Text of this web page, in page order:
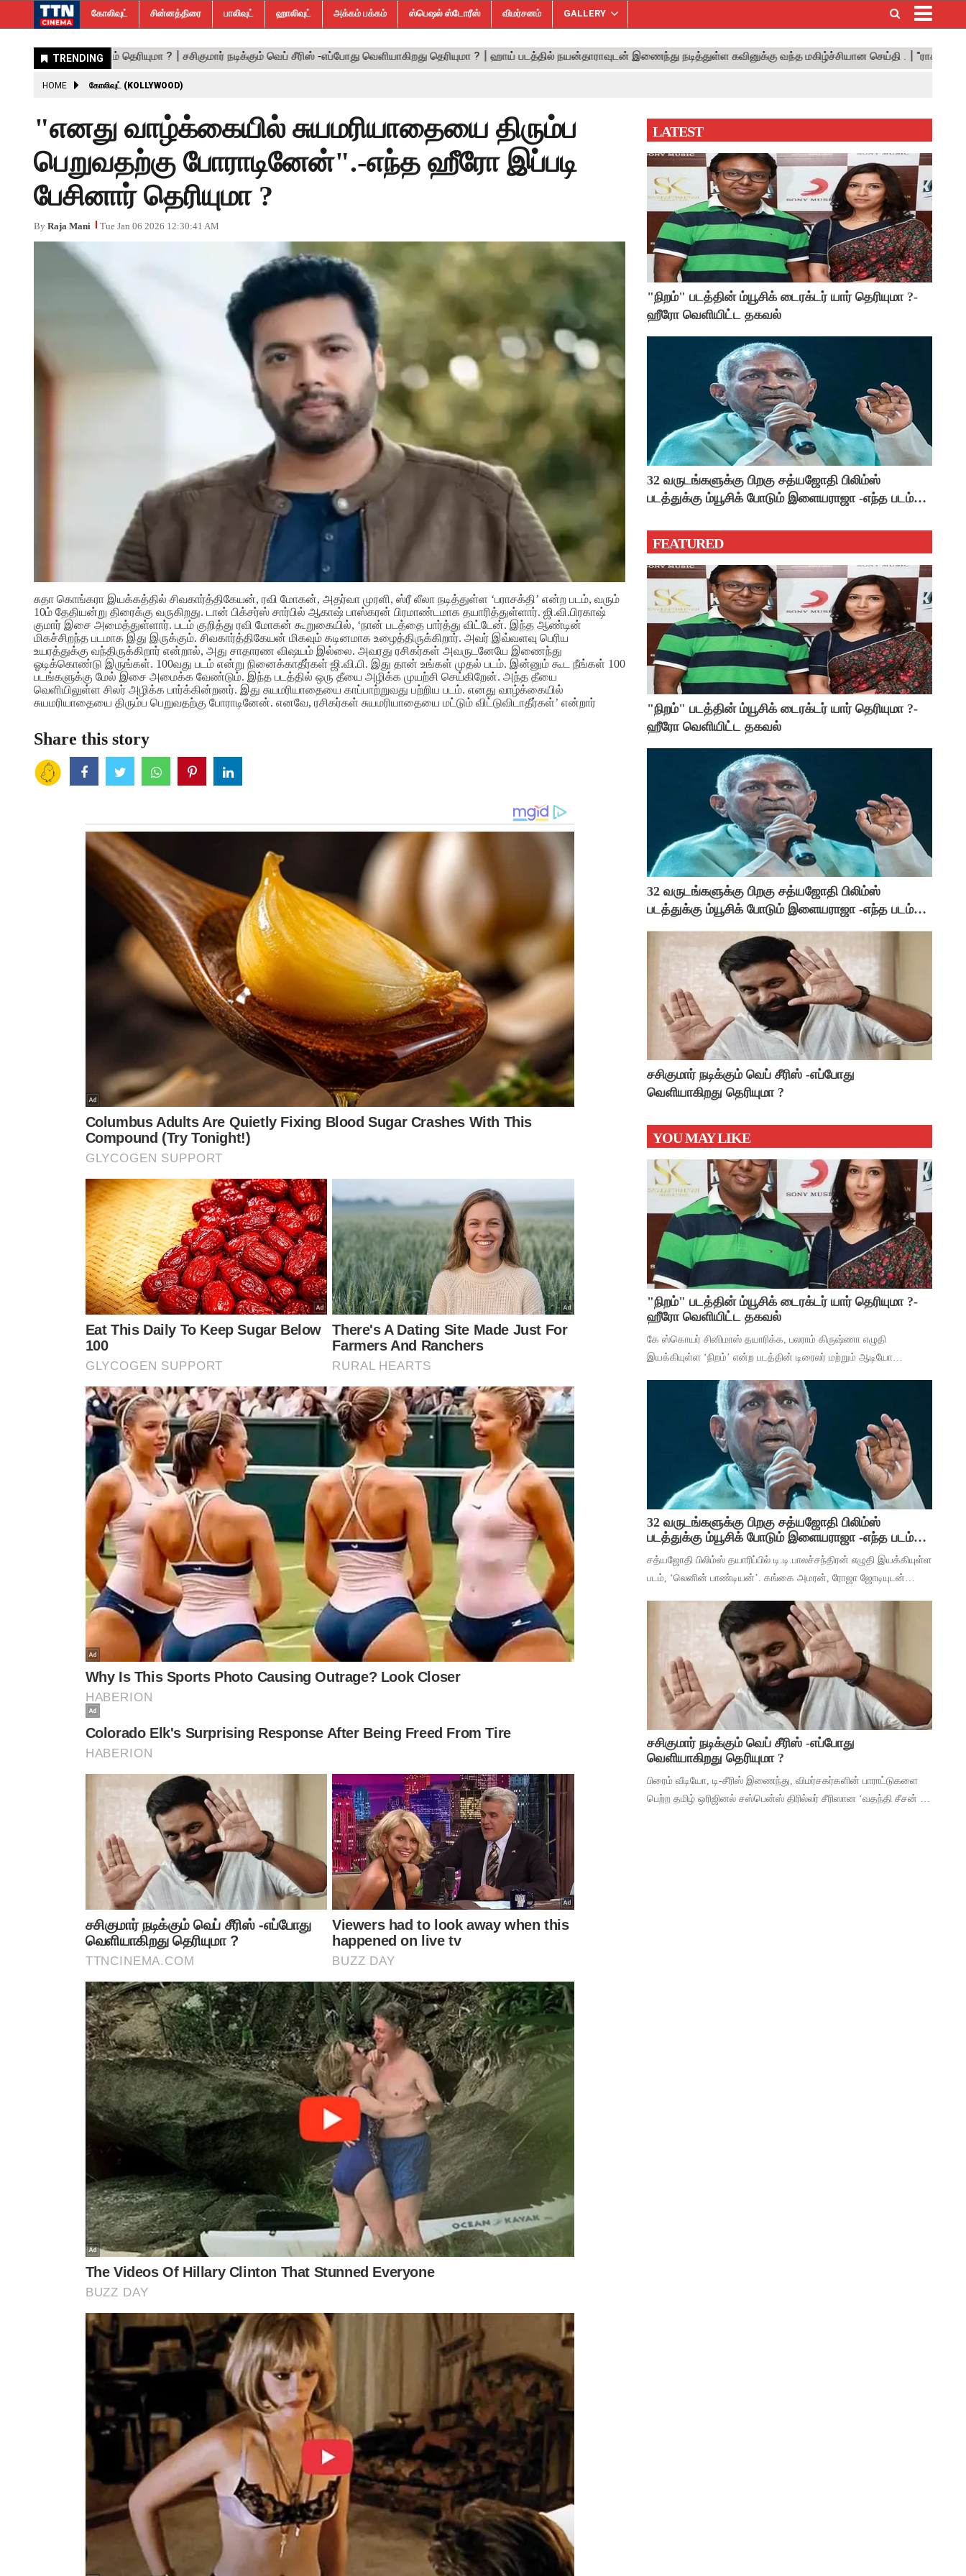
கோலிவுட் சின்னத்திரை பாலிவுட் ஹாலிவுட் அக்கம் பக்கம் ஸ்பெஷல் ஸ்டோரீஸ் விமர்சனம் GALLERY
HOME கோலிவுட் (KOLLYWOOD)
"எனது வாழ்க்கையில் சுயமரியாதையை திரும்ப
பெறுவதற்கு போராடினேன்".-எந்த ஹீரோ இப்படி
பேசினார் தெரியுமா ?
By Raja Mani Tue Jan 06 2026 12:30:41 AM
சுதா கொங்கரா இயக்கத்தில் சிவகார்த்திகேயன், ரவி மோகன், அதர்வா முரளி, ஸ்ரீ லீலா நடித்துள்ள ‘பராசக்தி’ என்ற படம், வரும்
10ம் தேதியன்று திரைக்கு வருகிறது. டான் பிக்சர்ஸ் சார்பில் ஆகாஷ் பாஸ்கரன் பிரமாண்டமாக தயாரித்துள்ளார். ஜி.வி.பிரகாஷ்
குமார் இசை அமைத்துள்ளார். படம் குறித்து ரவி மோகன் கூறுகையில், ‘நான் படத்தை பார்த்து விட்டேன். இந்த ஆண்டின்
மிகச்சிறந்த படமாக இது இருக்கும். சிவகார்த்திகேயன் மிகவும் கடினமாக உழைத்திருக்கிறார். அவர் இவ்வளவு பெரிய
உயரத்துக்கு வந்திருக்கிறார் என்றால், அது சாதாரண விஷயம் இல்லை. அவரது ரசிகர்கள் அவருடனேயே இணைந்து
ஓடிக்கொண்டு இருங்கள். 100வது படம் என்று நினைக்காதீர்கள் ஜி.வி.பி. இது தான் உங்கள் முதல் படம். இன்னும் கூட நீங்கள் 100
படங்களுக்கு மேல் இசை அமைக்க வேண்டும். இந்த படத்தில் ஒரு தீயை அழிக்க முயற்சி செய்கிறேன். அந்த தீயை
வெளியிலுள்ள சிலர் அழிக்க பார்க்கின்றனர். இது சுயமரியாதையை காப்பாற்றுவது பற்றிய படம். எனது வாழ்க்கையில்
சுயமரியாதையை திரும்ப பெறுவதற்கு போராடினேன். எனவே, ரசிகர்கள் சுயமரியாதையை மட்டும் விட்டுவிடாதீர்கள்’ என்றார்
Share this story
LATEST
"நிறம்" படத்தின் ம்யூசிக் டைரக்டர் யார் தெரியுமா ?-
ஹீரோ வெளியிட்ட தகவல்
32 வருடங்களுக்கு பிறகு சத்யஜோதி பிலிம்ஸ்
படத்துக்கு ம்யூசிக் போடும் இளையராஜா -எந்த படம்
FEATURED
"நிறம்" படத்தின் ம்யூசிக் டைரக்டர் யார் தெரியுமா ?-
ஹீரோ வெளியிட்ட தகவல்
32 வருடங்களுக்கு பிறகு சத்யஜோதி பிலிம்ஸ்
படத்துக்கு ம்யூசிக் போடும் இளையராஜா -எந்த படம்
தெரியுமா ?
சசிகுமார் நடிக்கும் வெப் சீரிஸ் -எப்போது
வெளியாகிறது தெரியுமா ?
YOU MAY LIKE
"நிறம்" படத்தின் ம்யூசிக் டைரக்டர் யார் தெரியுமா ?-
ஹீரோ வெளியிட்ட தகவல்
கே ஸ்கொயர் சினிமாஸ் தயாரிக்க, பலராம் கிருஷ்ணா எழுதி
இயக்கியுள்ள ‘நிறம்’ என்ற படத்தின் டிரைலர் மற்றும் ஆடியோ
பிரவஸ்தி, டான்ஸ் மாஸ்டர் சாய்
32 வருடங்களுக்கு பிறகு சத்யஜோதி பிலிம்ஸ்
படத்துக்கு ம்யூசிக் போடும் இளையராஜா -எந்த படம்
தெரியுமா ?
சத்யஜோதி பிலிம்ஸ் தயாரிப்பில் டி.டி.பாலச்சந்திரன் எழுதி இயக்கியுள்ள
படம், ‘லெனின் பாண்டியன்’. கங்கை அமரன், ரோஜா ஜோடியுடன்
போஸ் வெங்கட், ஜார்ஜ
சசிகுமார் நடிக்கும் வெப் சீரிஸ் -எப்போது
வெளியாகிறது தெரியுமா ?
பிரைம் வீடியோ, டி-சீரிஸ் இணைந்து, விமர்சகர்களின் பாராட்டுகளை
பெற்ற தமிழ் ஒரிஜினல் சஸ்பென்ஸ் திரில்லர் சீரிஸான ‘வதந்தி சீசன் 2: